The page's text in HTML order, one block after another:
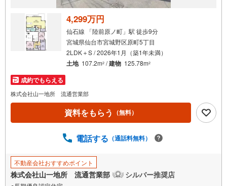
4,299万円
仙石線 「陸前原ノ町」駅 徒歩9分
宮城県仙台市宮城野区原町5丁目
2LDK＋S / 2026年1月（築1年未満）
土地 107.2m2 /建物 125.78m2
成約でもらえる
株式会社山一地所 流通営業部
資料をもらう （無料）
電話する （通話料無料）
不動産会社おすすめポイント
株式会社山一地所 流通営業部 シルバー推奨店